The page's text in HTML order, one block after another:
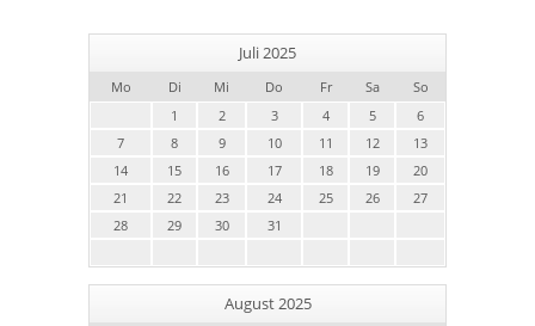
Juli 2025
Mo Di Mi Do Fr Sa
So
1
2 3 4 5
6
7
8 9 10 11 12
13
14
15 16 17 18 19
20
21
22 23 24 25 26
27
28
29 30 31
August 2025